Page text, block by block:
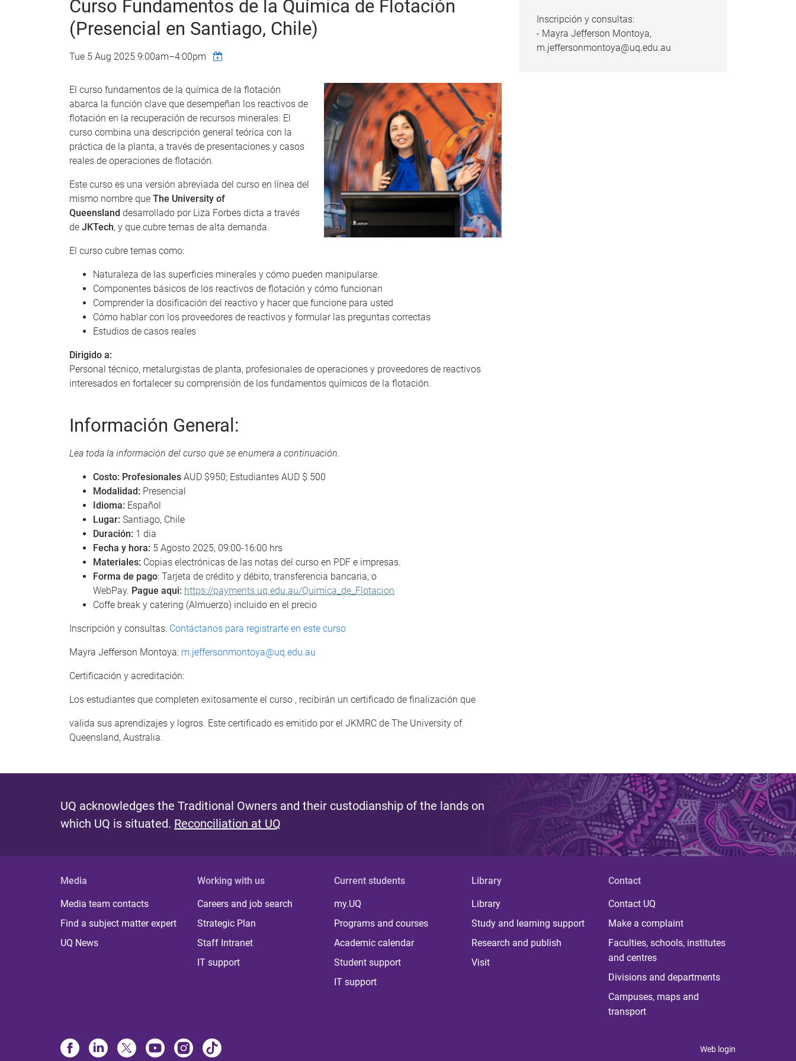
Curso Fundamentos de la Química de Flotación
(Presencial en Santiago, Chile)
Tue 5 Aug 2025 9:00am–4:00pm
El curso fundamentos de la química de la flotación
abarca la función clave que desempeñan los reactivos de
flotación en la recuperación de recursos minerales. El
curso combina una descripción general teórica con la
práctica de la planta, a través de presentaciones y casos
reales de operaciones de flotación.
Este curso es una versión abreviada del curso en línea del
mismo nombre que The University of
Queensland desarrollado por Liza Forbes dicta a través
de JKTech, y que cubre temas de alta demanda.
El curso cubre temas como:
Naturaleza de las superficies minerales y cómo pueden manipularse.
Componentes básicos de los reactivos de flotación y cómo funcionan
Comprender la dosificación del reactivo y hacer que funcione para usted
Cómo hablar con los proveedores de reactivos y formular las preguntas correctas
Estudios de casos reales
Dirigido a:
Personal técnico, metalurgistas de planta, profesionales de operaciones y proveedores de reactivos
interesados en fortalecer su comprensión de los fundamentos químicos de la flotación.
Información General:
Lea toda la información del curso que se enumera a continuación.
Costo: Profesionales AUD $950; Estudiantes AUD $ 500
Modalidad: Presencial
Idioma: Español
Lugar: Santiago, Chile
Duración: 1 dia
Fecha y hora: 5 Agosto 2025, 09:00-16:00 hrs
Materiales: Copias electrónicas de las notas del curso en PDF e impresas.
Forma de pago: Tarjeta de crédito y débito, transferencia bancaria, o
WebPay. Pague aqui: https://payments.uq.edu.au/Quimica_de_Flotacion
Coffe break y catering (Almuerzo) incluido en el precio
Inscripción y consultas: Contáctanos para registrarte en este curso
Mayra Jefferson Montoya: m.jeffersonmontoya@uq.edu.au
Certificación y acreditación:
Los estudiantes que completen exitosamente el curso , recibirán un certificado de finalización que
valida sus aprendizajes y logros. Este certificado es emitido por el JKMRC de The University of
Queensland, Australia.
Inscripción y consultas:
- Mayra Jefferson Montoya,
m.jeffersonmontoya@uq.edu.au
UQ acknowledges the Traditional Owners and their custodianship of the lands on
which UQ is situated. Reconciliation at UQ
Media
Media team contacts
Find a subject matter expert
UQ News
Working with us
Careers and job search
Strategic Plan
Staff Intranet
IT support
Current students
my.UQ
Programs and courses
Academic calendar
Student support
IT support
Library
Library
Study and learning support
Research and publish
Visit
Contact
Contact UQ
Make a complaint
Faculties, schools, institutes
and centres
Divisions and departments
Campuses, maps and
transport
Web login